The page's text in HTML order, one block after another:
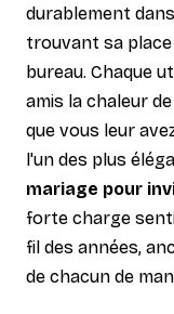
durablement
trouvant sa place
bureau. Chaque
amis la chaleur
que vous leur
l'un des plus
mariage pour
forte charge
fil des années,
de chacun de